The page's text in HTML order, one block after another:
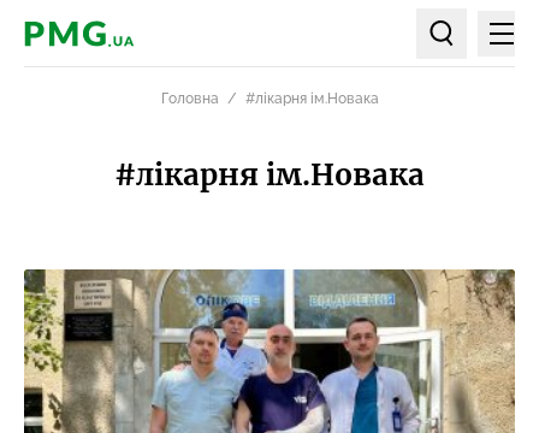
PMG.ua
Пошук по
Головна #лікарня ім.Новака
#лікарня ім.Новака